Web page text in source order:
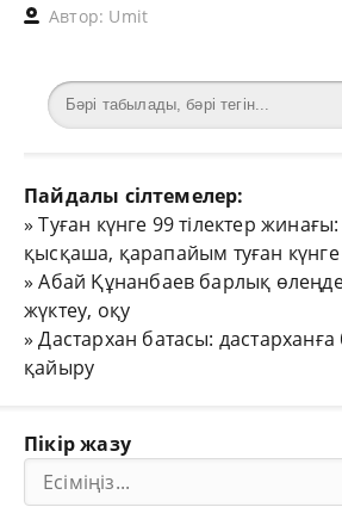
Автор: Umit
Пайдалы сілтемелер:
»Туған күнге 99 тілектер
қысқаша, қарапайым туған күнге
»Абай Құнанбаев барлық
жүктеу, оқу
»Дастархан батасы: дастарханға
қайыру
Пікір жазу